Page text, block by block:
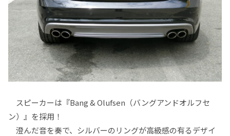
スピーカーは『Bang & Olufsen（バングアンドオルフセ
ン）』を採用！
澄んだ音を奏で、シルバーのリングが高級感の有るデザイ